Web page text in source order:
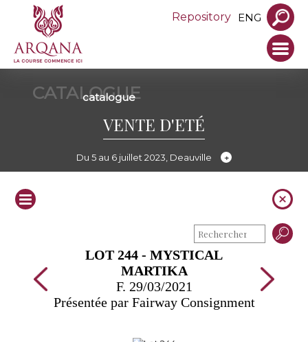
Repository ENG
CATALOGUE
catalogue
VENTE D'ETÉ
Du 5 au 6 juillet 2023, Deauville
LOT 244 - MYSTICAL
MARTIKA
F. 29/03/2021
Présentée par Fairway Consignment